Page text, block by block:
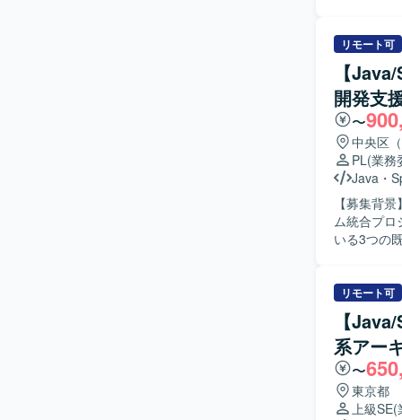
ける方を
望ましいです。 【ポジションの魅力】 基本設計からテストまで
から下流
て業務知識と技術
AWS、Git
リモート可
【
開発支
〜
中央区
PL(業務
Java ・
【募集背
ム統合プロジェク
いる3つの
統合を推進していただきます
関係者と
めていま
しく理解した上
システム統
PMとして
フェーズを一貫し
リモート可
【
系アー
〜
東京都
上級SE(